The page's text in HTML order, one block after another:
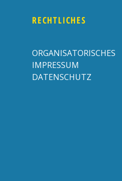
RECHTLICHES
ORGANISATORISCHES
IMPRESSUM
DATENSCHUTZ